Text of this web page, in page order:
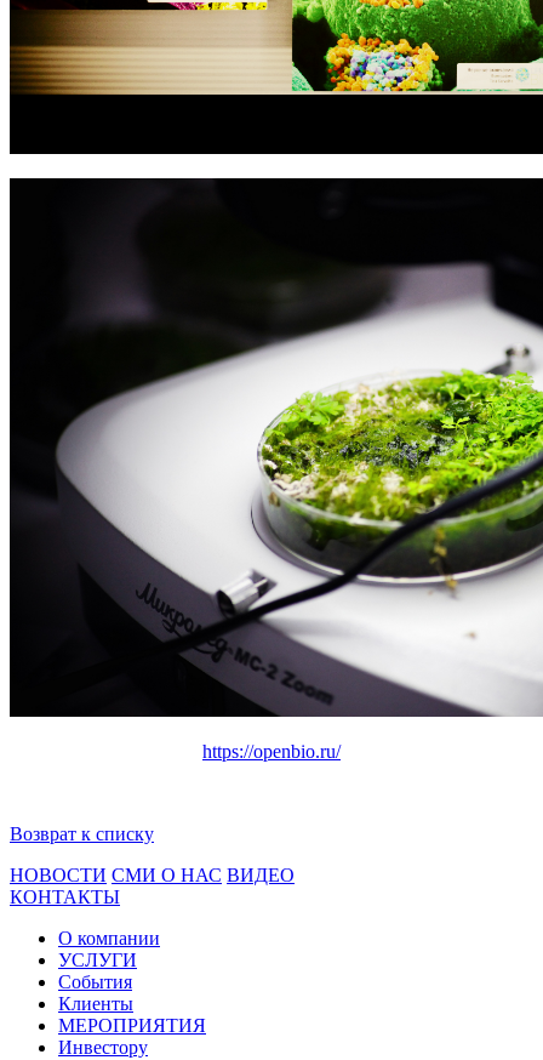
https://openbio.ru/
Возврат к списку
НОВОСТИ СМИ О НАС ВИДЕО
КОНТАКТЫ
О компании
УСЛУГИ
События
Клиенты
МЕРОПРИЯТИЯ
Инвестору